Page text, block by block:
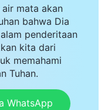
mata akan
bahwa Dia
penderitaan
kita dari
memahami
Tuhan.
WhatsApp